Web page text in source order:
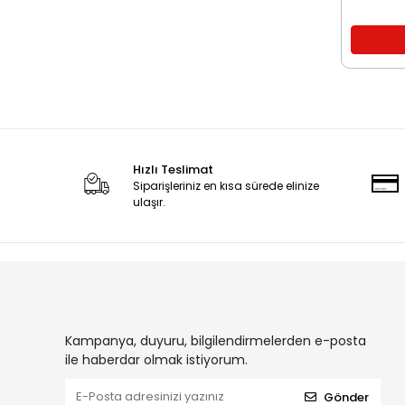
Hızlı Teslimat
Siparişleriniz en kısa sürede elinize
ulaşır.
Kampanya, duyuru, bilgilendirmelerden e-posta
ile haberdar olmak istiyorum.
Gönder